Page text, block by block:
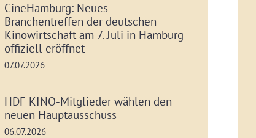
CineHamburg: Neues
Branchentreffen der deutschen
Kinowirtschaft am 7. Juli in Hamburg
offiziell eröffnet
07.07.2026
HDF KINO-Mitglieder wählen den
neuen Hauptausschuss
06.07.2026